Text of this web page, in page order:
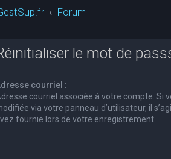
Forum
le mot de
courriel :
courriel associée à votre compte. Si
via votre panneau d’utilisateur, il
fournie lors de votre enregistrement.